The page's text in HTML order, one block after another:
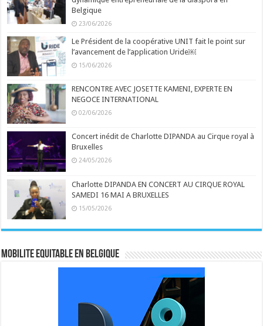
Belgique
23/06/2026
Le Président de la coopérative UNIT fait le point sur
l’avancement de l’application Uride￼
15/06/2026
RENCONTRE AVEC JOSETTE KAMENI, EXPERTE EN
NEGOCE INTERNATIONAL
02/06/2026
Concert inédit de Charlotte DIPANDA au Cirque royal à
Bruxelles
24/05/2026
Charlotte DIPANDA EN CONCERT AU CIRQUE ROYAL
SAMEDI 16 MAI A BRUXELLES
15/05/2026
MOBILITE EQUITABLE EN BELGIQUE